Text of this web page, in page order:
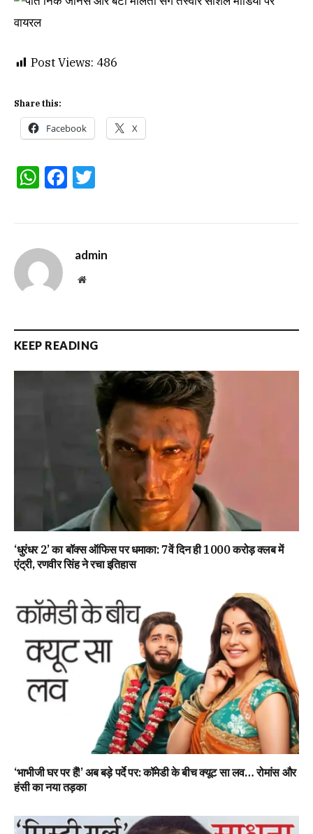
Post Views: 486
Share this:
Facebook X
WhatsApp
Facebook
admin
Website
KEEP READING
‘धुरंधर 2’ का बॉक्स ऑफिस पर धमाका: 7वें दिन ही 1000 करोड़ क्लब में
एंट्री, रणवीर सिंह ने रचा इतिहास
‘भाभीजी घर पर हैं!’ अब बड़े पर्दे पर: कॉमेडी के बीच क्यूट सा लव… रोमांस और
हंसी का नया तड़का